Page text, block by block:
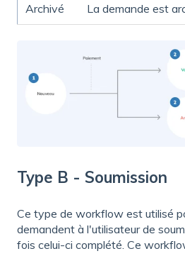
Archivé La demande est
Type B - Soumission
Ce type de workflow est utilisé
demandent à l'utilisateur de
fois celui-ci complété. Ce